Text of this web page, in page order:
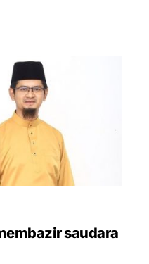
saudara